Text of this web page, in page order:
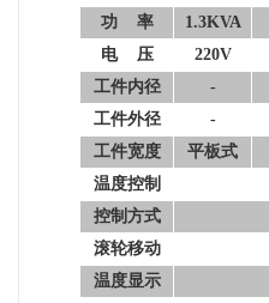
功率
1.3KVA
电压
220V
工件内径
-
工件外径
-
工件宽度
平板式
温度控制
控制方式
滚轮移动
温度显示